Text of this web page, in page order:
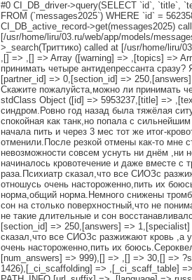
#0 CI_DB_driver->query(SELECT `id`, `title`,
FROM (`messages2025`) WHERE `id` =
CI_DB_active_record->get(messages2025)
[/usr/home/liru/03.ru/web/app/models/
>_search(Триттико) called at [/usr/home/liru/
,[] => ,[] => Array ([warning] => ,[topics] =>
принимать четыре антидепрессанта
[partner_id] => 0,[section_id] =>
Скажите пожалуйста,можно ли принимать
stdClass Object ([id] => 5953237,[title] =>
синдром.Ровно год назад была тяжёлая
спокойная как танк,но попала с
начала пить и через 3 мес тот же итог-
отменили.После резкой отмены как-то мне
невозможности совсем уснуть ни днём ,ни
начиналось кровотечение и даже вместе с
раза.Психиатр сказал,что все СИОЗс
отношусь очень настороженно,пить их
норма,общий норма.Немного снижены
сон на столько поверхностный,что не
не такие длительные и сон
[section_id] => 250,[answers] =>
сказал,что все СИОЗс разжижают кровь ,а
очень настороженно,пить их
[num_answers] => 999),[] => ,[] => 30,[] =>
1426),[_ci_scaffolding] => ,[_ci_scaff_table]